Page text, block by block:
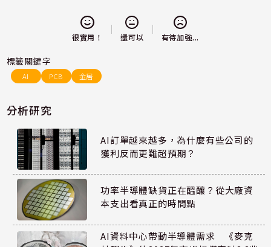
很實用！ 還可以 有待加強...
標籤關鍵字
AI PCB 金居
分析研究
AI訂單越來越多，為什麼有些公司的
獲利反而更難超預期？
功率半導體缺貨正在醞釀？從大廠資
本支出看真正的時間點
AI資料中心帶動半導體需求 《麥克